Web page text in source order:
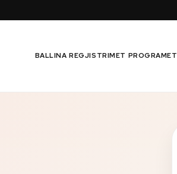
BALLINA REGJISTRIMET PROGRAMET